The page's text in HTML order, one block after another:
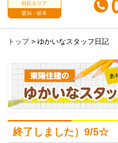
対応エリア
愛知・岐阜
トップ> ゆかいなスタッフ日記
終了しました）9/5☆